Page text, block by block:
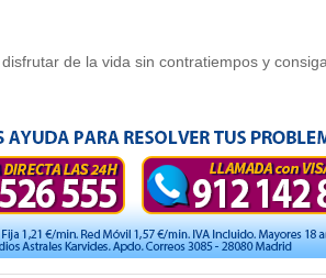
de la vida sin contratiempos y